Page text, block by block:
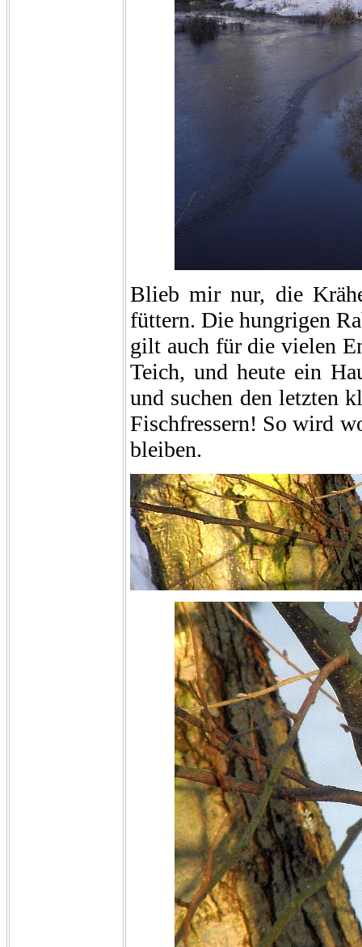
Blieb mir nur, die
füttern. Die hungrigen
gilt auch für die vielen
Teich, und heute ein
und suchen den letzten
Fischfressern! So wird
bleiben.